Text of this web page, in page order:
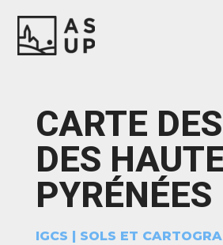
CARTE
DES
PYRÉNÉES
IGCS
SOLS ET